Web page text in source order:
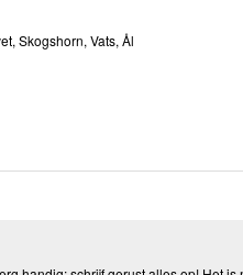
Skogshorn, Vats, Ål